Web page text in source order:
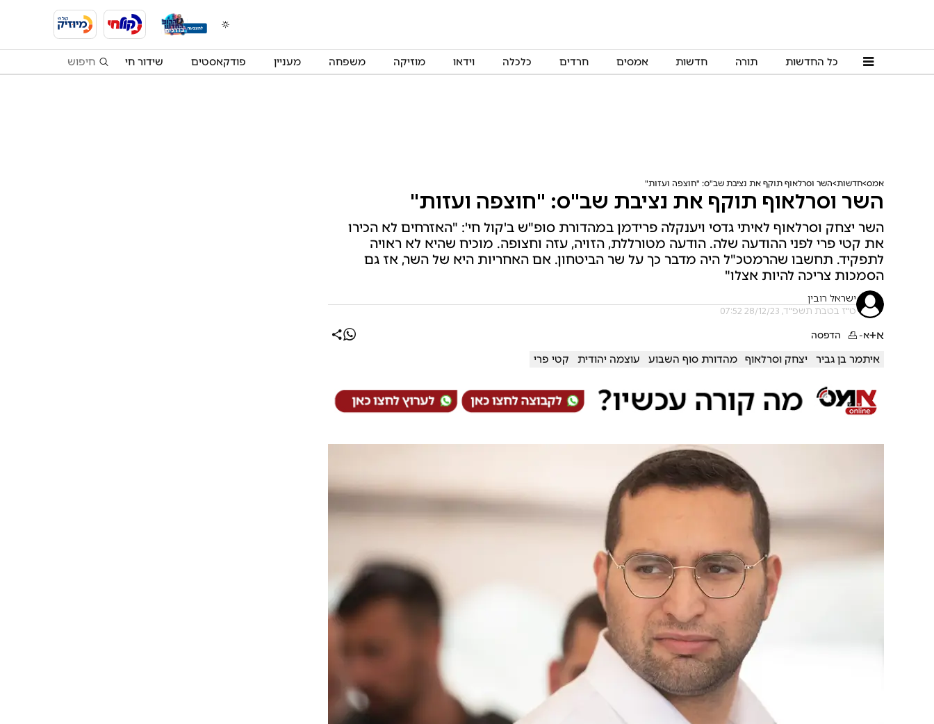
כל החדשות תורה חדשות אמסים חרדים כלכלה וידאו מוזיקה משפחה מעניין פודקאסטים שידור חי
אמס חדשות השר וסרלאוף תוקף את נציבת שב"ס: "חוצפה ועזות"
השר וסרלאוף תוקף את נציבת שב"ס: "חוצפה ועזות"
השר יצחק וסרלאוף לאיתי גדסי ויענקלה פרידמן במהדורת סופ"ש ב'קול חי': "האזרחים לא הכירו
את קטי פרי לפני ההודעה שלה. הודעה מטורללת, הזויה, עזה וחצופה. מוכיח שהיא לא ראויה
לתפקיד. תחשבו שהרמטכ"ל היה מדבר כך על שר הביטחון. אם האחריות היא של השר, אז גם
הסמכות צריכה להיות אצלו"
ישראל רובין
ט"ז בטבת תשפ"ד, 28/12/23 07:52
א+א- הדפסה
איתמר בן גביר יצחק וסרלאוף מהדורת סוף השבוע עוצמה יהודית קטי פרי